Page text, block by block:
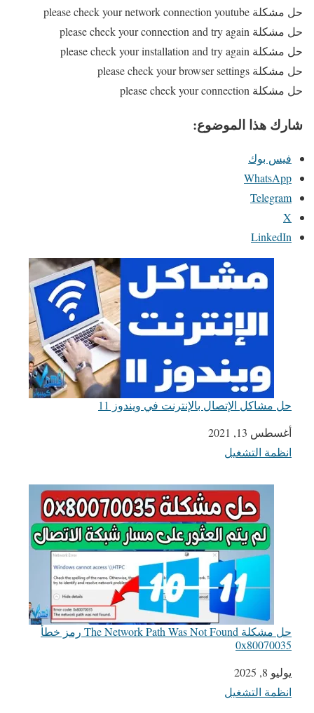
حل مشكلة please check your network connection youtube
حل مشكلة please check your connection and try again
حل مشكلة please check your installation and try again
حل مشكلة please check your browser settings
حل مشكلة please check your connection
شارك هذا الموضوع:
فيس بوك
WhatsApp
Telegram
X
LinkedIn
حل مشاكل الإتصال بالإنترنت في ويندوز 11
التاريخ
أغسطس 13, 2021
في ما يتعلق بما يأتي
انظمة التشغيل
حل مشكلة The Network Path Was Not Found رمز خطأ
0x80070035
التاريخ
يوليو 8, 2025
في ما يتعلق بما يأتي
انظمة التشغيل